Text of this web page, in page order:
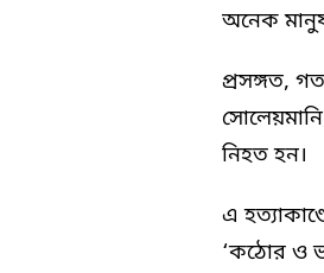
অনেক
প্রসঙ্গত,
নিহত হন।
এ
‘কঠোর ও